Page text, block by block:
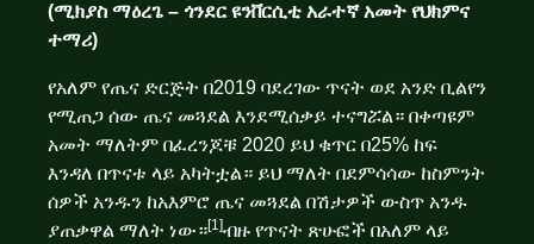
(ሚክያስ ማዕረጌ – ጎንደር ዩንቨርሲቲ አራተኛ አመት የህክምና
ተማሪ)
የአለም የጤና ድርጅት በ2019 ባደረገው ጥናት ወደ አንድ ቢልየን
የሚጠጋ ሰው ጤና መጓደል እንደሚሰቃይ ተናግሯል። በቀጣዩም
አመት ማለትም በፈረንጆቹ 2020 ይህ ቁጥር በ25% ከፍ
እንዳለ በጥናቱ ላይ አካትቷል። ይህ ማለት በደምሳሳው ከስምንት
ሰዎች አንዱን ከአእምሮ ጤና መጓደል በሽታዎች ውስጥ አንዱ
ያጠቃዋል ማለት ነው።[1]ብዙ የጥናት ጽሁፎች በአለም ላይ